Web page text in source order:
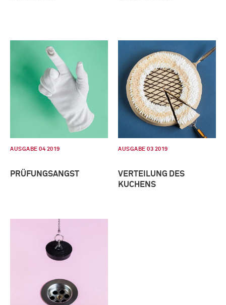
AUSGABE 04 2019
PRÜFUNGSANGST
AUSGABE 03 2019
VERTEILUNG DES
KUCHENS